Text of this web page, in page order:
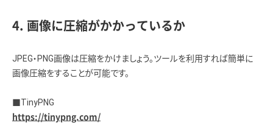
4. 画像に圧縮がかかっているか
JPEG・PNG画像は圧縮をかけましょう。ツールを利用すれば簡単に
画像圧縮をすることが可能です。
■TinyPNG
https://tinypng.com/